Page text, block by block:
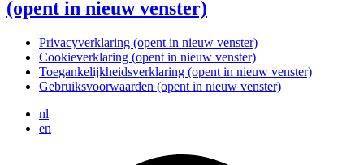
(opent in nieuw venster)
Privacyverklaring (opent in nieuw venster)
Cookieverklaring (opent in nieuw venster)
Toegankelijkheidsverklaring (opent in nieuw venster)
Gebruiksvoorwaarden (opent in nieuw venster)
nl
en